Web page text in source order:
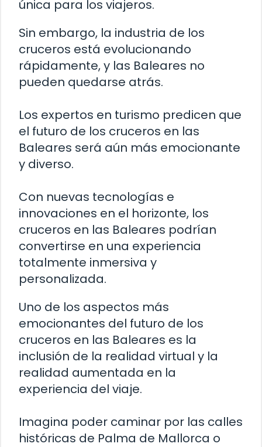
única para los viajeros.
Sin embargo, la industria de los
cruceros está evolucionando
rápidamente, y las Baleares no
pueden quedarse atrás.
Los expertos en turismo predicen que
el futuro de los cruceros en las
Baleares será aún más emocionante
y diverso.
Con nuevas tecnologías e
innovaciones en el horizonte, los
cruceros en las Baleares podrían
convertirse en una experiencia
totalmente inmersiva y
personalizada.
Uno de los aspectos más
emocionantes del futuro de los
cruceros en las Baleares es la
inclusión de la realidad virtual y la
realidad aumentada en la
experiencia del viaje.
Imagina poder caminar por las calles
históricas de Palma de Mallorca o